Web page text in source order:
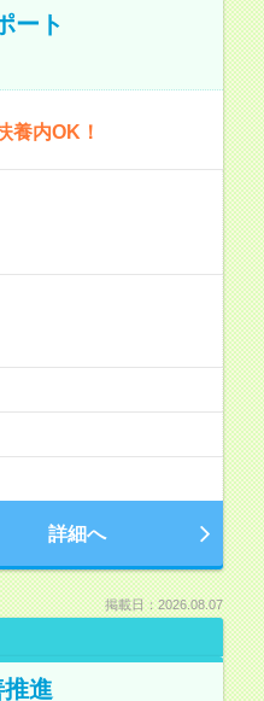
ート
養内OK！
詳細へ
掲載日：2026.08.07
進